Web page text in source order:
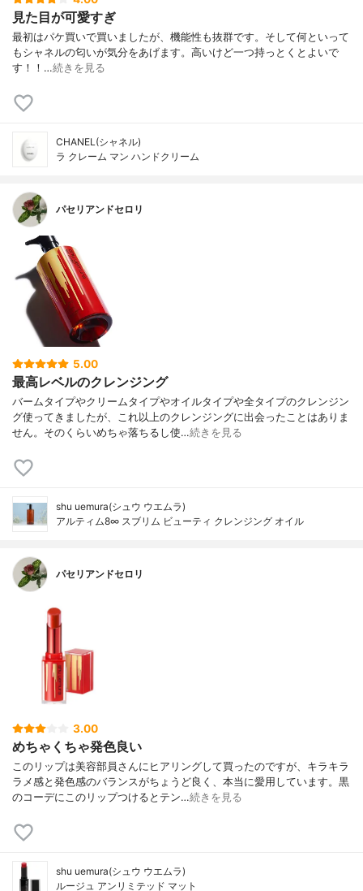
見た目が可愛すぎ
最初はパケ買いで買いましたが、機能性も抜群です。そして何といって
もシャネルの匂いが気分をあげます。高いけど一つ持っとくとよいで
す！！…続きを見る
CHANEL(シャネル)
ラ クレーム マン ハンドクリーム
パセリアンドセロリ
5.00
最高レベルのクレンジング
バームタイプやクリームタイプやオイルタイプや全タイプのクレンジン
グ使ってきましたが、これ以上のクレンジングに出会ったことはありま
せん。そのくらいめちゃ落ちるし使…続きを見る
shu uemura(シュウ ウエムラ)
アルティム8∞ スブリム ビューティ クレンジング オイル
パセリアンドセロリ
3.00
めちゃくちゃ発色良い
このリップは美容部員さんにヒアリングして買ったのですが、キラキラ
ラメ感と発色感のバランスがちょうど良く、本当に愛用しています。黒
のコーデにこのリップつけるとテン…続きを見る
shu uemura(シュウ ウエムラ)
ルージュ アンリミテッド マット